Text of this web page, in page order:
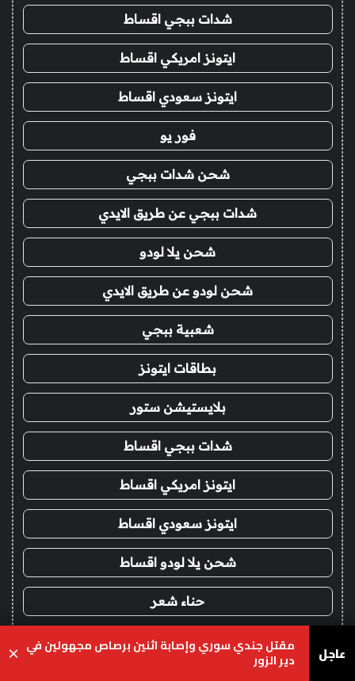
شدات ببجي اقساط
ايتونز امريكي اقساط
ايتونز سعودي اقساط
فور يو
شحن شدات ببجي
شدات ببجي عن طريق الايدي
شحن يلا لودو
شحن لودو عن طريق الايدي
شعبية ببجي
بطاقات ايتونز
بلايستيشن ستور
شدات ببجي اقساط
ايتونز امريكي اقساط
ايتونز سعودي اقساط
شحن يلا لودو اقساط
حناء شعر
حنا
عاجل مقتل جندي سوري وإصابة اثنين برصاص مجهولين في
دير الزور ×